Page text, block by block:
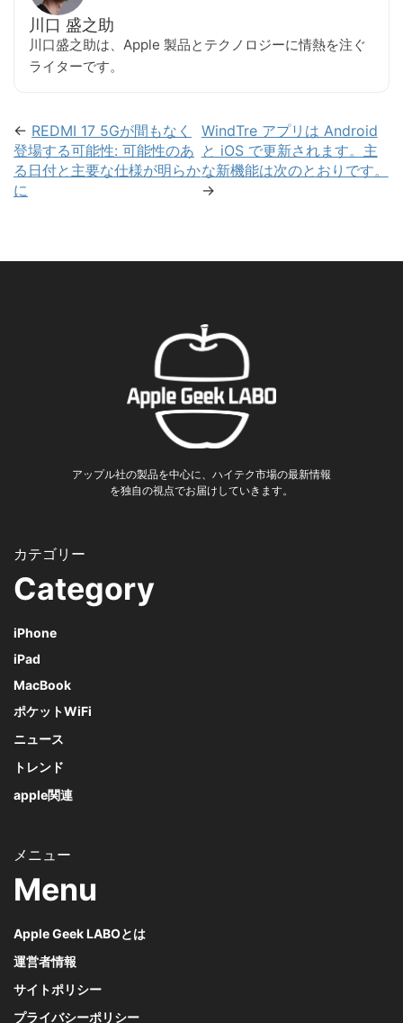
川口 盛之助
川口盛之助は、Apple 製品とテクノロジーに情熱を注ぐ
ライターです。
← REDMI 17 5Gが間もなく
登場する可能性: 可能性のあ
る日付と主要な仕様が明らか
に
WindTre アプリは Android
と iOS で更新されます。主
な新機能は次のとおりです。
→
アップル社の製品を中心に、ハイテク市場の最新情報
を独自の視点でお届けしていきます。
Category
iPhone
iPad
MacBook
ポケットWiFi
ニュース
トレンド
apple関連
Menu
Apple Geek LABOとは
運営者情報
サイトポリシー
プライバシーポリシー